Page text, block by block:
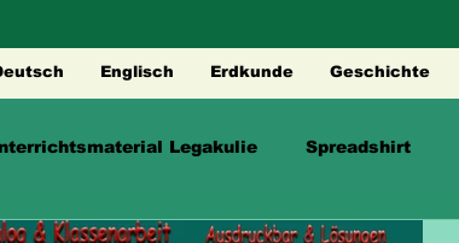
Englisch Erdkunde Geschichte
Legakulie Spreadshirt